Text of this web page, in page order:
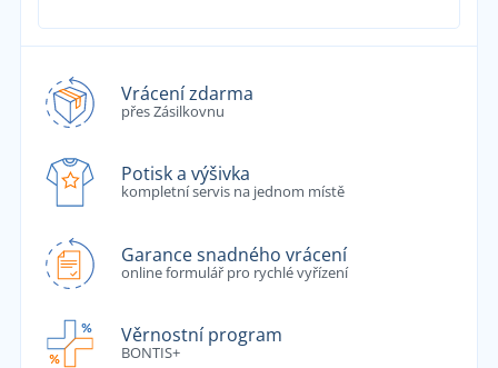
Vrácení zdarma
přes Zásilkovnu
Potisk a výšivka
kompletní servis na jednom místě
Garance snadného vrácení
online formulář pro rychlé vyřízení
Věrnostní program
BONTIS+